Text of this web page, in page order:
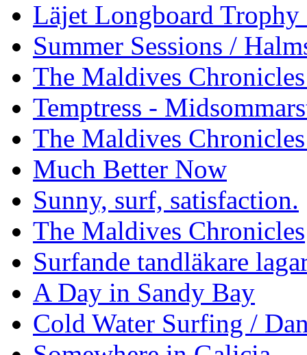
Läjet Longboard
Summer Sessions /
The Maldives
Temptress -
The Maldives
Much Better Now
Sunny, surf, satisfaction.
The Maldives Chronicles
Surfande tandläkare
A Day in Sandy Bay
Cold Water Surfing /